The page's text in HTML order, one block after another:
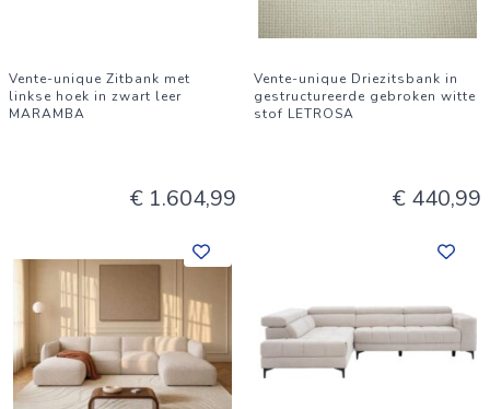
Vente-unique Zitbank met
linkse hoek in zwart leer
MARAMBA
€ 1.604,99
Vente-unique Driezitsbank in
gestructureerde gebroken witte
stof LETROSA
€ 440,99